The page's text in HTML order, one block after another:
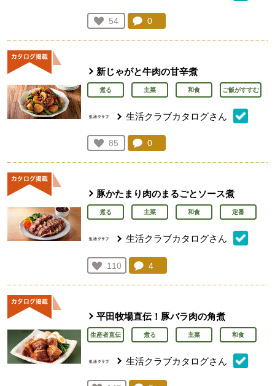
お気に入り登録：
54
人が登録
コメント：
0
新じゃがと牛肉の甘辛煮
煮る 主菜 和食 ご飯がすすむ
生活クラブカタログさん
お気に入り登録：
85
人が登録
コメント：
0
豚かたまり肉のまるごとソース煮
煮る 主菜 和食 定番
生活クラブカタログさん
お気に入り登録：
110
人が登録
コメント：
4
平田牧場直伝！豚バラ肉の角煮
生産者直伝 煮る 主菜 和食
生活クラブカタログさん